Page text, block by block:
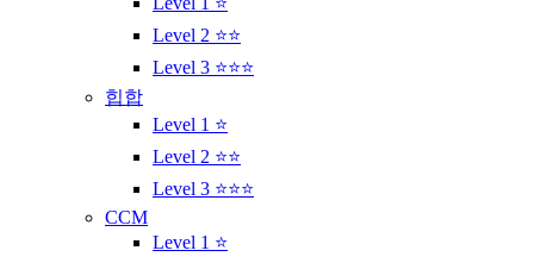
Level 2 ⭐⭐
Level 3 ⭐⭐⭐
힙합
Level 1 ⭐
Level 2 ⭐⭐
Level 3 ⭐⭐⭐
CCM
Level 1 ⭐